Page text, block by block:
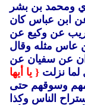
ومحمد بن بشر
ابن عباس كان
عن وكيع عن
عاس مثله وقال
عن سفيان عن
نزلت { يا أيها
وسوقهم حتى
الناس وكذا